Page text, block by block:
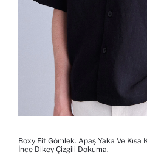
Boxy Fit Gömlek. Apaş Yaka Ve Kısa
İnce Dikey Çizgili Dokuma.